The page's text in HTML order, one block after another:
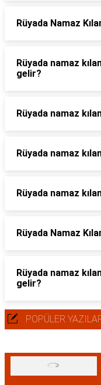
Rüyada Namaz
Rüyada namaz
gelir?
Rüyada namaz
Rüyada namaz
Rüyada namaz
Rüyada Namaz
Rüyada namaz
gelir?
POPÜLER